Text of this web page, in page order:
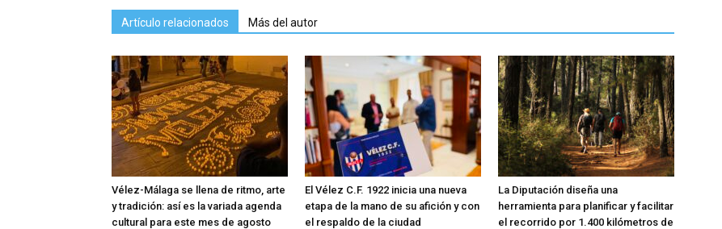
Artículo relacionados Más del autor
Vélez-Málaga se llena de ritmo, arte
y tradición: así es la variada agenda
cultural para este mes de agosto
El Vélez C.F. 1922 inicia una nueva
etapa de la mano de su afición y con
el respaldo de la ciudad
La Diputación diseña una
herramienta para planificar y facilitar
el recorrido por 1.400 kilómetros de